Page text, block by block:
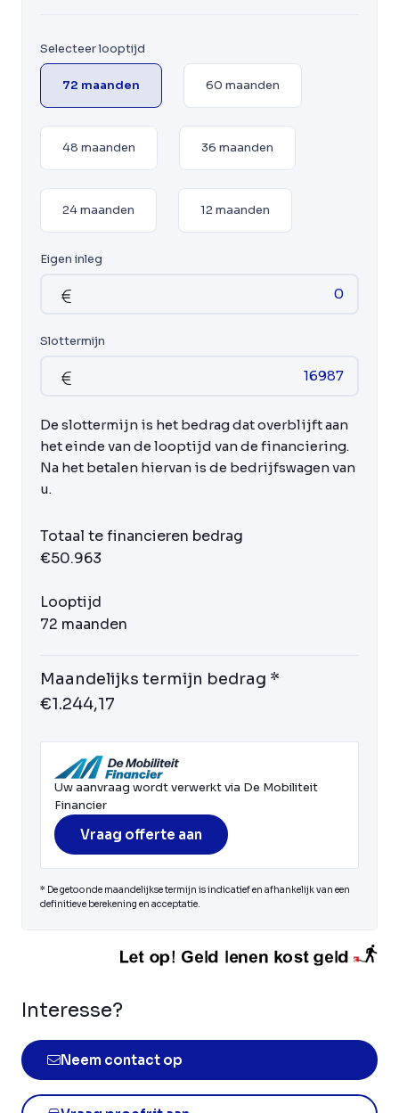
Selecteer looptijd
72 maanden 60 maanden
48 maanden 36 maanden
24 maanden 12 maanden
Eigen inleg
Slottermijn
De slottermijn is het bedrag dat overblijft aan
het einde van de looptijd van de financiering.
Na het betalen hiervan is de bedrijfswagen van
u.
Totaal te financieren bedrag
€50.963
Looptijd
72 maanden
Maandelijks termijn bedrag *
€1.244,17
Uw aanvraag wordt verwerkt via De Mobiliteit
Financier
Vraag offerte aan
* De getoonde maandelijkse termijn is indicatief en afhankelijk van een
definitieve berekening en acceptatie.
Interesse?
Neem contact op